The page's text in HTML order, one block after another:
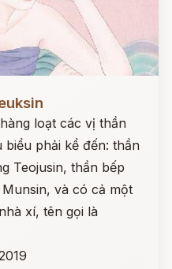
loạt các vị thần
phải kể đến: thần
Teojusin, thần bếp
và có cả một
xí, tên gọi là